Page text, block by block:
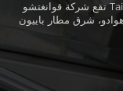
تقع شركة قوانغتشو Taisheng لآلات الكرتون المحدودة في صناعة تصنيع
شرق مطار باييون